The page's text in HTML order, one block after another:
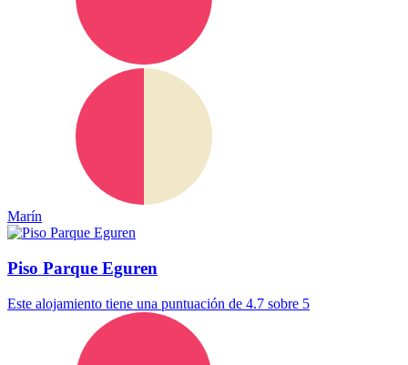
Marín
Piso Parque Eguren
Este alojamiento tiene una puntuación de 4.7 sobre 5